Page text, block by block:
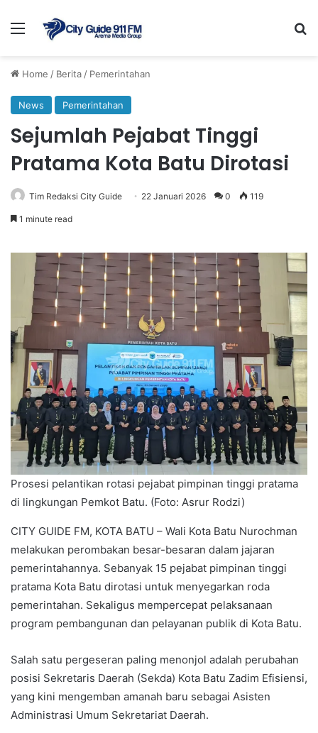
Menu
Home / Berita / Pemerintahan
News Pemerintahan
Sejumlah Pejabat Tinggi
Pratama Kota Batu Dirotasi
Tim Redaksi City Guide 22 Januari 2026 0 119
1 minute read
Prosesi pelantikan rotasi pejabat pimpinan tinggi pratama
di lingkungan Pemkot Batu. (Foto: Asrur Rodzi)
CITY GUIDE FM, KOTA BATU – Wali Kota Batu Nurochman
melakukan perombakan besar-besaran dalam jajaran
pemerintahannya. Sebanyak 15 pejabat pimpinan tinggi
pratama Kota Batu dirotasi untuk menyegarkan roda
pemerintahan. Sekaligus mempercepat pelaksanaan
program pembangunan dan pelayanan publik di Kota Batu.
Salah satu pergeseran paling menonjol adalah perubahan
posisi Sekretaris Daerah (Sekda) Kota Batu Zadim Efisiensi,
yang kini mengemban amanah baru sebagai Asisten
Administrasi Umum Sekretariat Daerah.